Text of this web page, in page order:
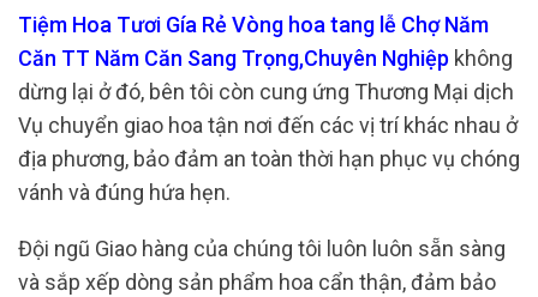
Tiệm Hoa Tươi Gía Rẻ Vòng hoa tang lễ Chợ Năm
Căn TT Năm Căn Sang Trọng,Chuyên Nghiệp không
dừng lại ở đó, bên tôi còn cung ứng Thương Mại dịch
Vụ chuyển giao hoa tận nơi đến các vị trí khác nhau ở
địa phương, bảo đảm an toàn thời hạn phục vụ chóng
vánh và đúng hứa hẹn.
Đội ngũ Giao hàng của chúng tôi luôn luôn sẵn sàng
và sắp xếp dòng sản phẩm hoa cẩn thận, đảm bảo